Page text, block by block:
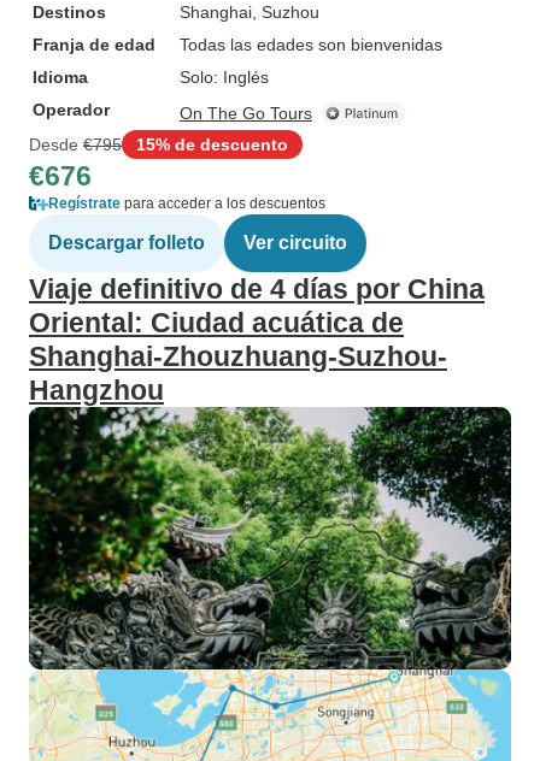
Destinos
Shanghai , Suzhou
Franja de edad
Todas las edades son bienvenidas
Idioma
Solo: Inglés
Operador
On The Go Tours
Desde €795 15% de descuento
€676
Regístrate para acceder a los descuentos
Descargar folleto Ver circuito
Viaje definitivo de 4 días por China
Oriental: Ciudad acuática de
Shanghai-Zhouzhuang-Suzhou-
Hangzhou